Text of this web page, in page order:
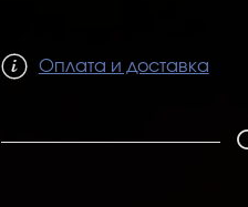
Оплата и доставка